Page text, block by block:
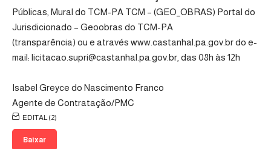
Públicas, Mural do TCM-PA TCM – (GEO_OBRAS) Portal do
Jurisdicionado – Geoobras do TCM-PA
(transparência) ou e através www.castanhal.pa.gov.br do e-
mail: licitacao.supri@castanhal.pa.gov.br, das 08h às 12h
Isabel Greyce do Nascimento Franco
Agente de Contratação/PMC
EDITAL (2)
Baixar